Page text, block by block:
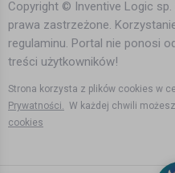
POTOP cz.2 -
Jest
Copyright © Inventive Logic sp.
prawa zastrzeżone.
regulaminu. Portal nie ponosi
treści użytkowników!
Strona korzysta z plików cookies w
Prywatności. W każdej chwili
cookies